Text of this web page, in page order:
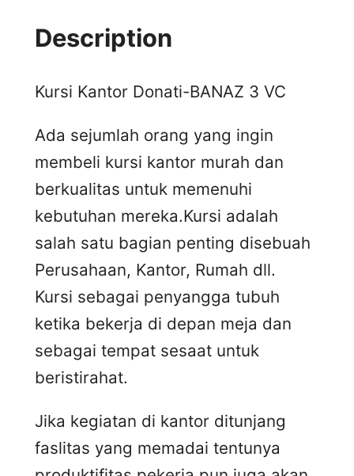
Description
Kursi Kantor Donati-BANAZ 3 VC
Ada sejumlah orang yang ingin
membeli kursi kantor murah dan
berkualitas untuk memenuhi
kebutuhan mereka.Kursi adalah
salah satu bagian penting disebuah
Perusahaan, Kantor, Rumah dll.
Kursi sebagai penyangga tubuh
ketika bekerja di depan meja dan
sebagai tempat sesaat untuk
beristirahat.
Jika kegiatan di kantor ditunjang
faslitas yang memadai tentunya